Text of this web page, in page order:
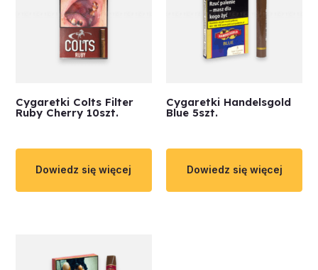
Cygaretki Colts Filter
Ruby Cherry 10szt.
Dowiedz się więcej
Cygaretki Handelsgold
Blue 5szt.
Dowiedz się więcej